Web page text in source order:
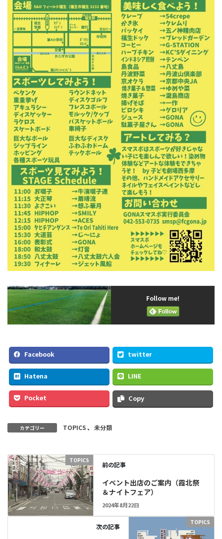
Follow me!
Facebook twitter
Hatena LINE
Pocket Copy
カテゴリー TOPICS、 未分類
TOPICS
前の記事
イベント出店のご案内（霞北祭
＆ナイトフェア）
2024年8月22日
TOPICS
次の記事